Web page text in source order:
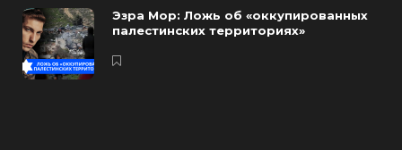
Эзра Мор: Ложь об «оккупированных
палестинских территориях»